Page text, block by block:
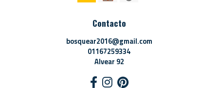
Contacto
bosquear2016@gmail.com
01167259334
Alvear 92